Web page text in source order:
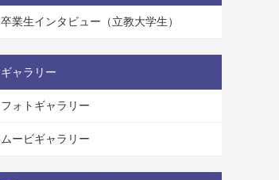
卒業生インタビュー（立教大学生）
ギャラリー
フォトギャラリー
ムービギャラリー